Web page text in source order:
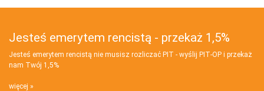
Jesteś emerytem rencistą - przekaż 1,5%
Jesteś emerytem rencistą nie musisz rozliczać PIT - wyślij PIT‑OP i przekaż
nam Twój 1,5%
więcej